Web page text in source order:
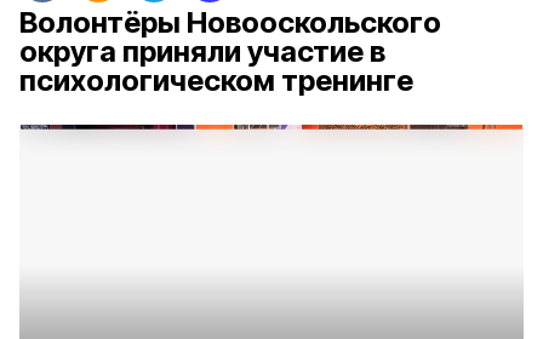
Волонтёры Новооскольского
округа приняли участие в
психологическом тренинге